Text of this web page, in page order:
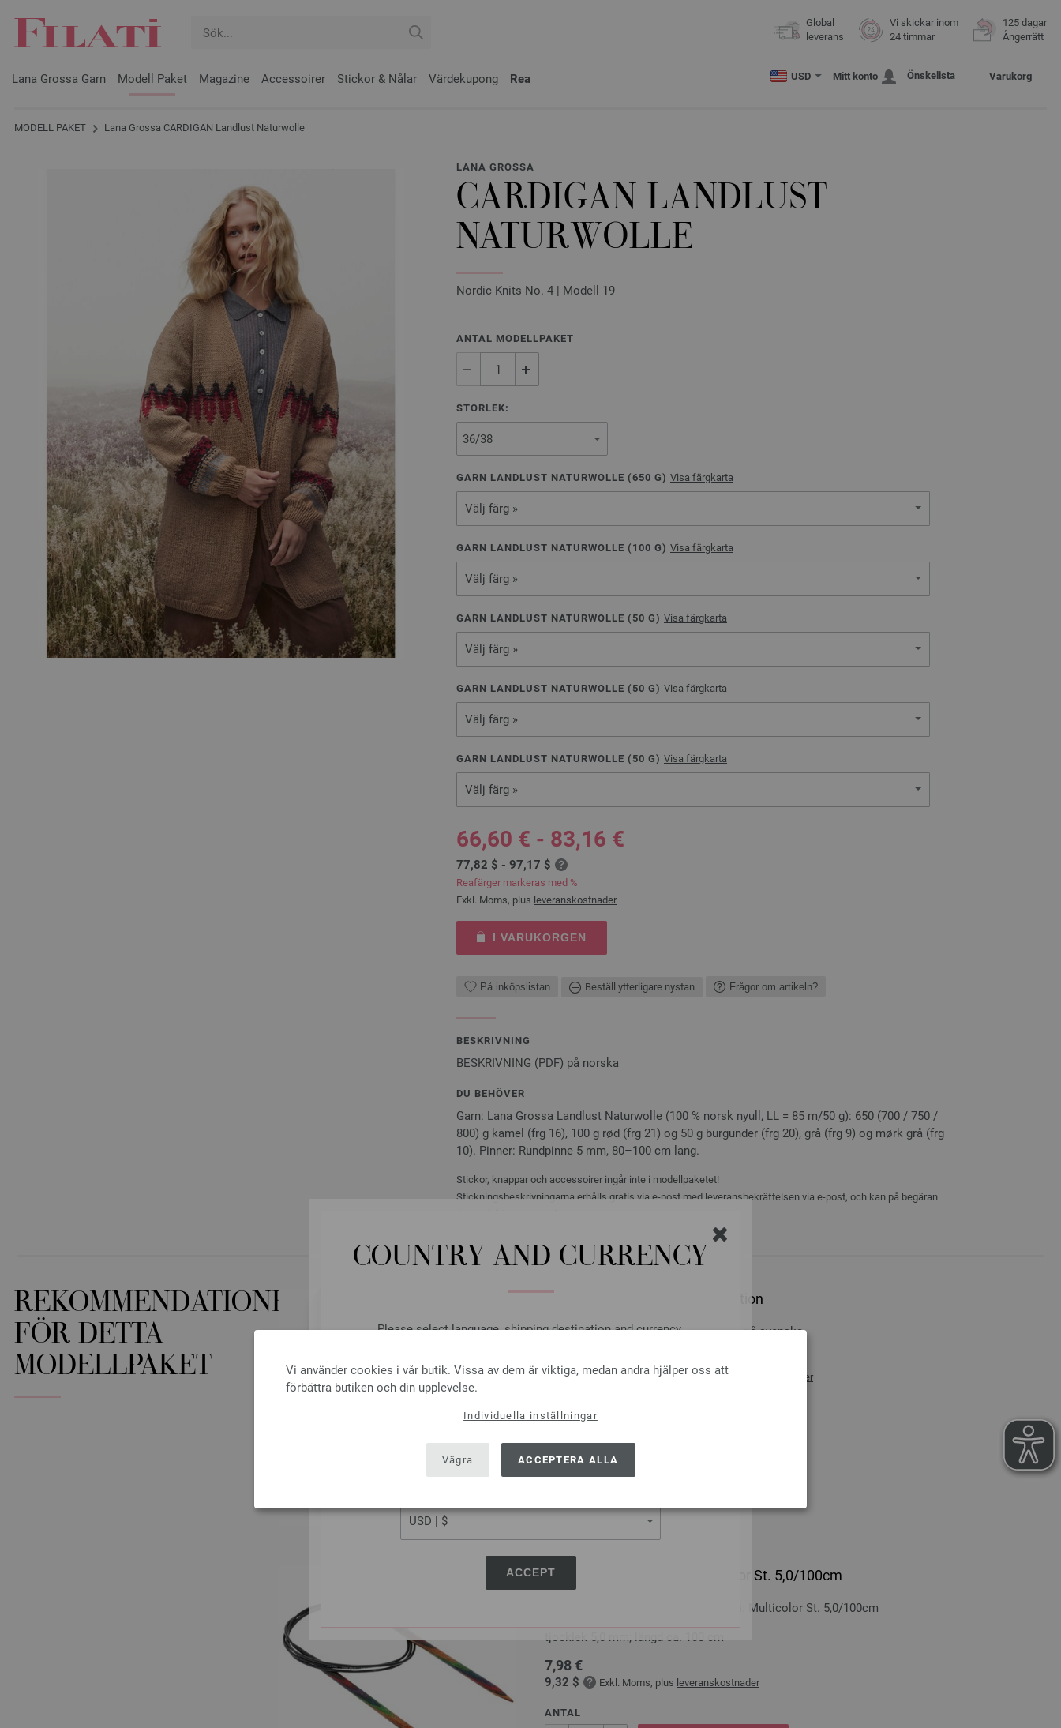
COUNTRY AND CURRENCY
Please select language, shipping destination and currency.
SHIPPING TO
USA - The United States of America
ACCEPT
Vi använder cookies i vår butik. Vissa av dem är viktiga, medan andra hjälper oss att
förbättra butiken och din upplevelse.
Individuella inställningar
Vägra ACCEPTERA ALLA
Global
leverans
Vi skickar inom
24 timmar
125 dagar
Ångerrätt
Lana Grossa Garn Modell Paket Magazine Accessoirer Stickor & Nålar Värdekupong Rea USD Mitt konto Önskelista Varukorg
MODELL PAKET Lana Grossa CARDIGAN Landlust Naturwolle
LANA GROSSA
CARDIGAN LANDLUST
NATURWOLLE
Nordic Knits No. 4 | Modell 19
ANTAL MODELLPAKET
STORLEK:
GARN LANDLUST NATURWOLLE (650 G) Visa färgkarta
Välj färg »
GARN LANDLUST NATURWOLLE ( 100 G) Visa färgkarta
Välj färg »
GARN LANDLUST NATURWOLLE ( 50 G) Visa färgkarta
Välj färg »
GARN LANDLUST NATURWOLLE ( 50 G) Visa färgkarta
Välj färg »
GARN LANDLUST NATURWOLLE ( 50 G) Visa färgkarta
Välj färg »
66,60 € - 83,16 €
77,82 $ - 97,17 $
Reafärger markeras med %
Exkl. Moms, plus leveranskostnader
I VARUKORGEN
På inköpslistan Beställ ytterligare nystan Frågor om artikeln?
BESKRIVNING
BESKRIVNING (PDF) på norska
DU BEHÖVER
Garn: Lana Grossa Landlust Naturwolle (100 % norsk nyull, LL = 85 m/50 g): 650 (700 / 750 /
800) g kamel (frg 16), 100 g rød (frg 21) og 50 g burgunder (frg 20), grå (frg 9) og mørk grå (frg
10). Pinner: Rundpinne 5 mm, 80–100 cm lang.
Stickor, knappar och accessoirer ingår inte i modellpaketet!
Stickningsbeskrivningarna erhålls gratis via e-post med leveransbekräftelsen via e-post, och kan på begäran
även erhålls i pappersform.
REKOMMENDATIONER
FÖR DETTA
MODELLPAKET
Nordic Knits No. 4 - German Edition
Häftet är på tyska, med beskrivningar på svenska
6,63 $ RRP:7,09 $ Exkl. Moms, plus leveranskostnader
Rundsticka Design-trä: Multicolor St. 5,0/100cm
LANA GROSSA Rundsticka Design-trä: Multicolor St. 5,0/100cm
tjocklek 5,0 mm; längd ca. 100 cm
7,98 €
9,32 $ Exkl. Moms, plus leveranskostnader
ANTAL